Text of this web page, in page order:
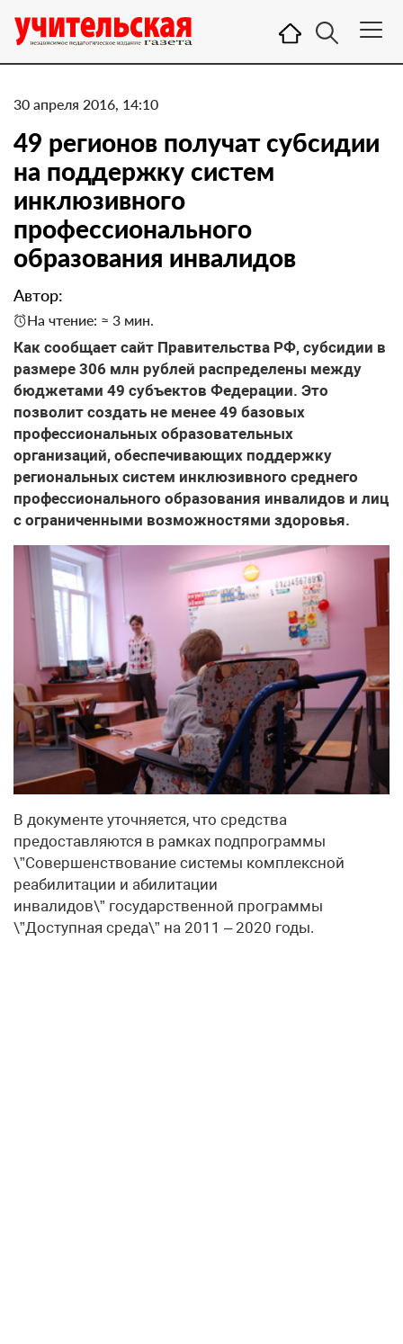
30 апреля 2016, 14:10
49 регионов получат субсидии
на поддержку систем
инклюзивного
профессионального
образования инвалидов
Автор:
На чтение: ≈ 3 мин.
Как сообщает сайт Правительства РФ, субсидии в
размере 306 млн рублей распределены между
бюджетами 49 субъектов Федерации. Это
позволит создать не менее 49 базовых
профессиональных образовательных
организаций, обеспечивающих поддержку
региональных систем инклюзивного среднего
профессионального образования инвалидов и лиц
с ограниченными возможностями здоровья.
В документе уточняется, что средства
предоставляются в рамках подпрограммы
\”Совершенствование системы комплексной
реабилитации и абилитации
инвалидов\” государственной программы
\”Доступная среда\” на 2011 – 2020 годы.